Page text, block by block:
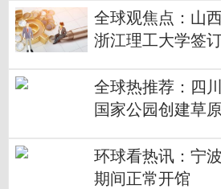
全球观焦点：山
浙江理工大学签
全球热推荐：四
国家公园创建草
环球看热讯：宁
期间正常开馆